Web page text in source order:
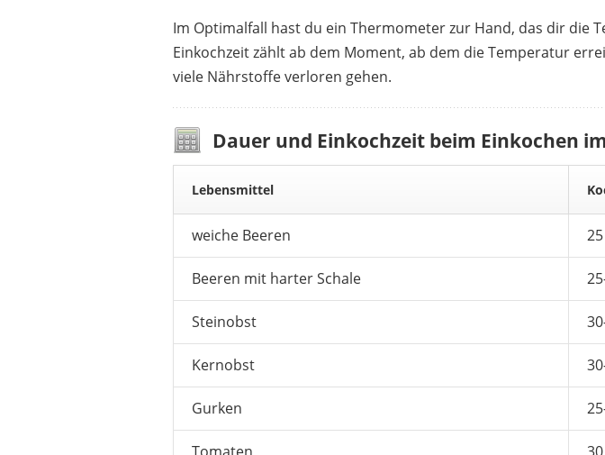
Im Optimalfall hast du ein Thermometer zur Hand, das dir die
Einkochzeit zählt ab dem Moment, ab dem die Temperatur
viele Nährstoffe verloren gehen.
Dauer und Einkochzeit beim Einkochen
Lebensmittel
weiche Beeren 25
Beeren mit harter Schale
Steinobst
Kernobst
Gurken